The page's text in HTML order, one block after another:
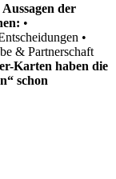
der
•
•
& Partnerschaft
Karten haben die
schon